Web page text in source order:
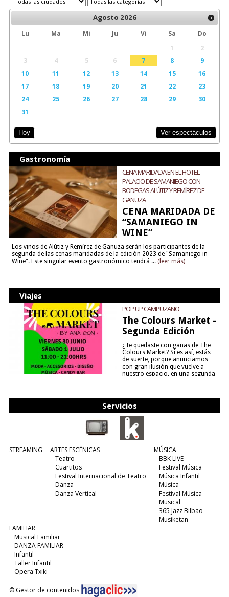
Agosto 2026
Lu Ma Mi Ju Vi Sa
Do
1
2
3
4 5 6 7 8
9
10
11 12 13 14 15
16
17
18 19 20 21 22
23
24
25 26 27 28 29
30
31
Hoy Ver espectáculos
Gastronomía
CENA MARIDADA EN EL HOTEL
PALACIO DE SAMANIEGO CON
BODEGAS ALÚTIZ Y REMÍREZ DE
GANUZA
CENA MARIDADA DE
“SAMANIEGO IN
WINE”
Los vinos de Alútiz y Remírez de Ganuza serán los participantes de la
segunda de las cenas maridadas de la edición 2023 de "Samaniego in
Wine". Este singular evento gastronómico tendrá ... (leer más)
Viajes
POP UP CAMPUZANO
The Colours Market -
Segunda Edición
¿Te quedaste con ganas de The
Colours Market? Si es así, estás
de suerte, porque anunciamos
con gran ilusión que vuelve a
nuestro espacio, en una segunda
Servicios
STREAMING
ARTES ESCÉNICAS
Teatro
Cuartitos
Festival Internacional de Teatro
Danza
Danza Vertical
MÚSICA
BBK LIVE
Festival Música
Música Infantil
Música
Festival Música
Musical
365 Jazz Bilbao
Musiketan
FAMILIAR
Musical Familiar
DANZA FAMILIAR
Infantil
Taller Infantil
Opera Txiki
© Gestor de contenidos